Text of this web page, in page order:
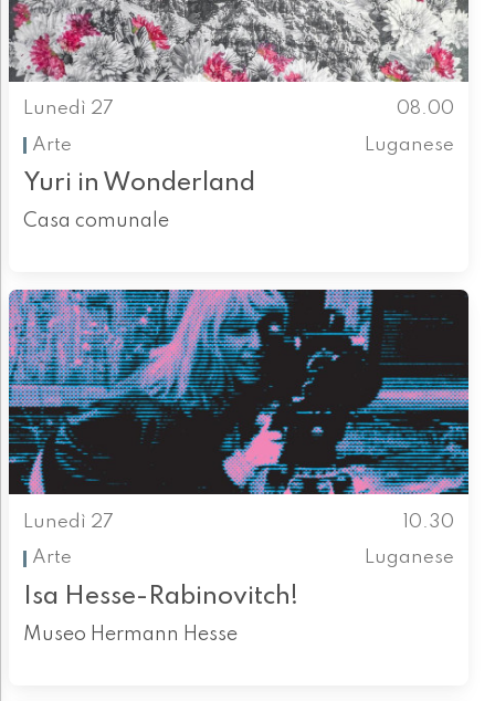
Lunedì 27
08.00
Arte
Luganese
Yuri in Wonderland
Casa comunale
Lunedì 27
10.30
Arte
Luganese
Isa Hesse-Rabinovitch!
Museo Hermann Hesse